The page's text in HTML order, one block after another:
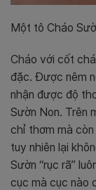
Một tô Cháo
Cháo với cốt
đặc. Được nêm
nhận được độ
Sườn Non. Trên
chỉ thơm mà
tuy nhiên lại
Sườn “rục rã”
cục mà cục nào